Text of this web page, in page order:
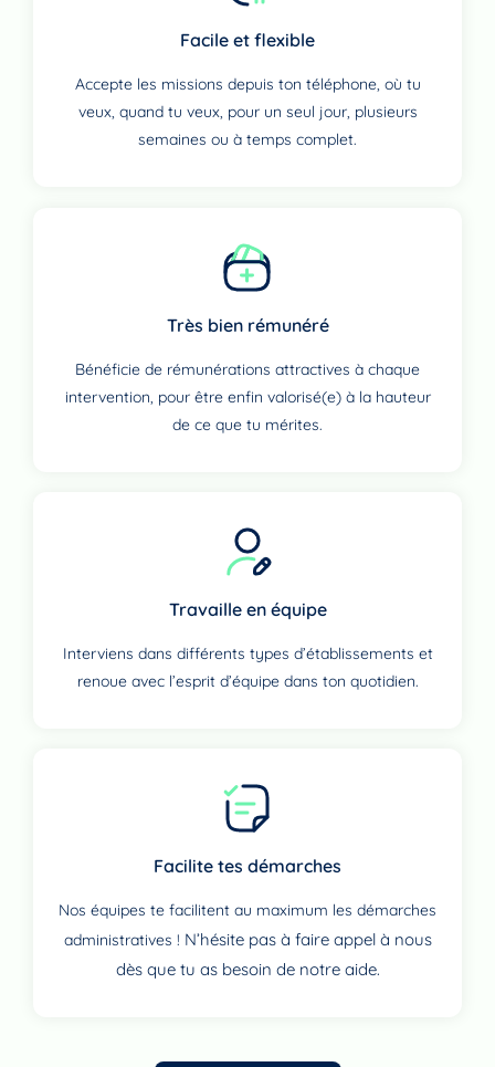
Facile et flexible
Accepte les missions depuis ton téléphone, où tu
veux, quand tu veux, pour un seul jour, plusieurs
semaines ou à temps complet.
Très bien rémunéré
Bénéficie de rémunérations attractives à chaque
intervention, pour être enfin valorisé(e) à la hauteur
de ce que tu mérites.
Travaille en équipe
Interviens dans différents types d’établissements et
renoue avec l’esprit d’équipe dans ton quotidien.
Facilite tes démarches
Nos équipes te facilitent au maximum les démarches
administratives ! N’hésite pas à faire appel à nous
dès que tu as besoin de notre aide.